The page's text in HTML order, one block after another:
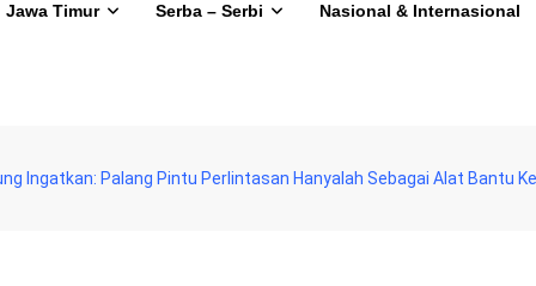
Jawa Timur Serba – Serbi Nasional & Internasional
Ingatkan: Palang Pintu Perlintasan Hanyalah Sebagai Alat Bantu